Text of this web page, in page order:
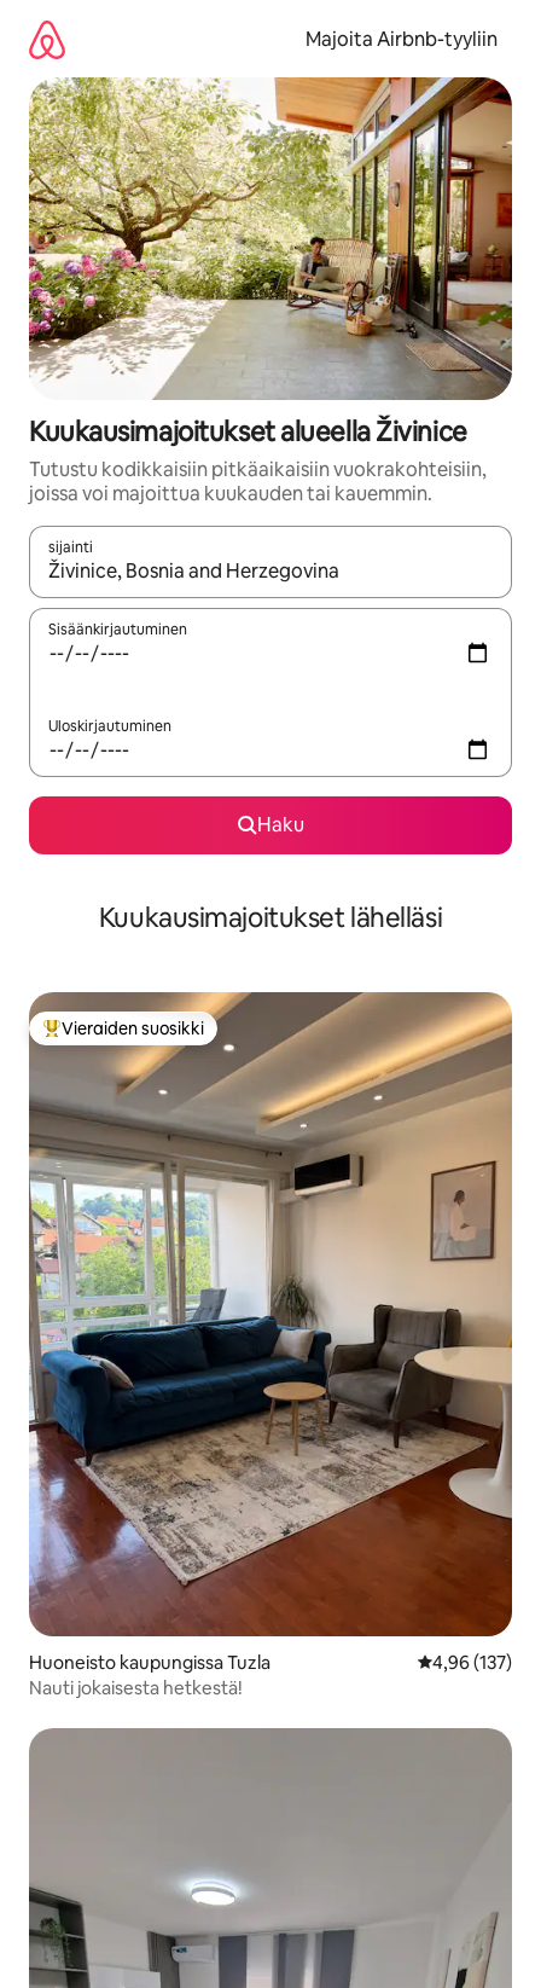
sisältö
väliin
Majoita Airbnb-tyyliin
Kuukausimajoitukset alueella Živinice
Tutustu kodikkaisiin pitkäaikaisiin vuokrakohteisiin,
joissa voi majoittua kuukauden tai kauemmin.
sijainti
Kun tulokset ovat saatavilla, navigoi ylös- ja alas-
Sisäänkirjautuminen
Uloskirjautuminen
Haku
Kuukausimajoitukset lähelläsi
Vieraiden suosikkien parhaimmistoa
Vieraiden suosikki
Huoneisto kaupungissa Tuzla
4,96 (137)
Nauti jokaisesta hetkestä!